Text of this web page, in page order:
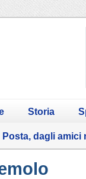
Storia
Posta, dagli amici